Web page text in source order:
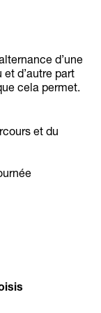
d’une
d’autre part
cela permet.
et du